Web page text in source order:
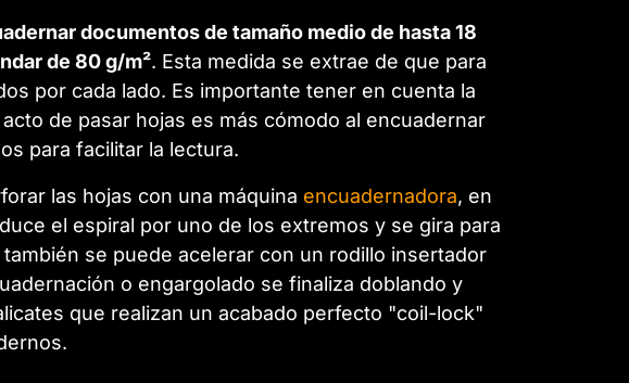
documentos de tamaño medio de hasta 18
de 80 g/m². Esta medida se extrae de que para
por cada lado. Es importante tener en cuenta la
de pasar hojas es más cómodo al encuadernar
para facilitar la lectura.
las hojas con una máquina encuadernadora, en
el espiral por uno de los extremos y se gira para
se puede acelerar con un rodillo insertador
o engargolado se finaliza doblando y
que realizan un acabado perfecto "coil-lock"